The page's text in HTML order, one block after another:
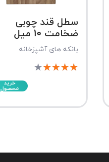
سطل قند چوبی
ضخامت 10 میل
بانکه های آشپزخانه
★
★
★
★
★
خرید
محصول